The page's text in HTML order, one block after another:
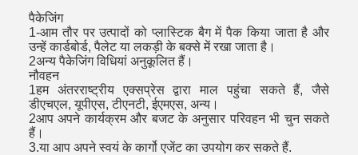
पैकेजिंग
1-आम तौर पर उत्पादों को प्लास्टिक बैग में पैक किया जाता है और
उन्हें कार्डबोर्ड, पैलेट या लकड़ी के बक्से में रखा जाता है।
2अन्य पैकेजिंग विधियां अनुकूलित हैं।
नौवहन
1हम अंतरराष्ट्रीय एक्सप्रेस द्वारा माल पहुंचा सकते हैं, जैसे
डीएचएल, यूपीएस, टीएनटी, ईएमएस, अन्य।
2आप अपने कार्यक्रम और बजट के अनुसार परिवहन भी चुन सकते
हैं।
3.या आप अपने स्वयं के कार्गो एजेंट का उपयोग कर सकते हैं.